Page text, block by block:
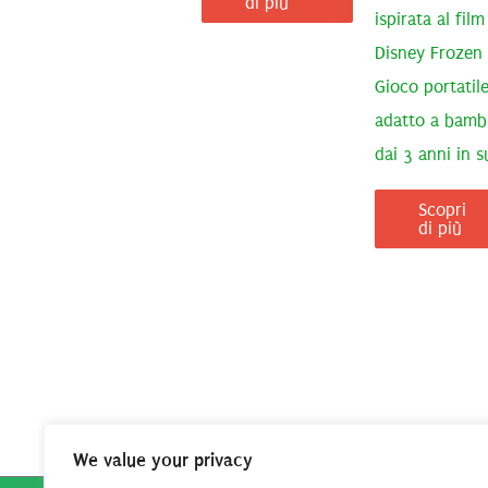
We value your privacy
ispirata al film
Disney Frozen
Gioco portatile
adatto a
dai 3 anni in
Scopri
di più